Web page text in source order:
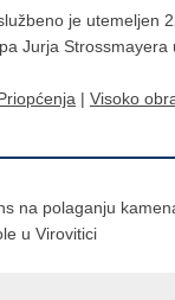
je utemeljen
Jurja Strossmayera
| Visoko
na polaganju
u Virovitici